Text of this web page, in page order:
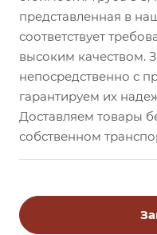
представленная в
соответствует
высоким качеством.
непосредственно с
гарантируем их
Доставляем товары
собственном